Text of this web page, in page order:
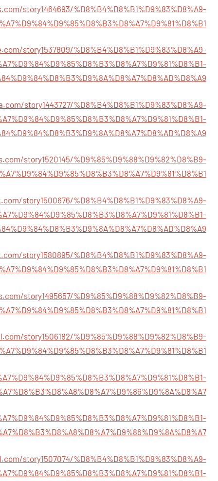
story1464693/%D8%B4%D8%B1%D9%83%D8%A9-
story1537809/%D8%B4%D8%B1%D9%83%D8%A9-
story1443727/%D8%B4%D8%B1%D9%83%D8%A9-
story1520145/%D9%85%D9%88%D9%82%D8%B9-
story1500676/%D8%B4%D8%B1%D9%83%D8%A9-
story1580895/%D8%B4%D8%B1%D9%83%D8%A9-
story1495657/%D9%85%D9%88%D9%82%D8%B9-
story1506182/%D9%85%D9%88%D9%82%D8%B9-
story1507074/%D8%B4%D8%B1%D9%83%D8%A9-